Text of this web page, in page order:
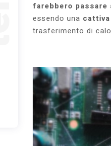
farebbero passare
essendo una cattiva
trasferimento di